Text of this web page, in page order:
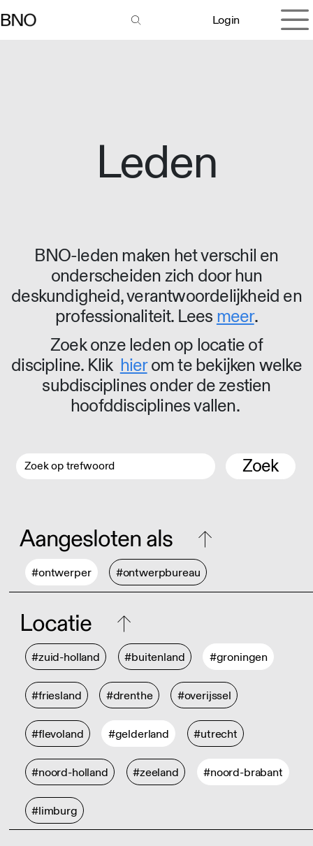
Login
Leden
BNO-leden maken het verschil en
onderscheiden zich door hun
deskundigheid, verantwoordelijkheid en
professionaliteit. Lees meer.
Zoek onze leden op locatie of
discipline. Klik hierom te bekijken welke
subdisciplines onder de zestien
hoofddisciplines vallen.
Zoek
Aangesloten als
#ontwerper #ontwerpbureau
Locatie
#zuid-holland #buitenland #groningen
#friesland #drenthe #overijssel
#flevoland #gelderland #utrecht
#noord-holland #zeeland #noord-brabant
#limburg